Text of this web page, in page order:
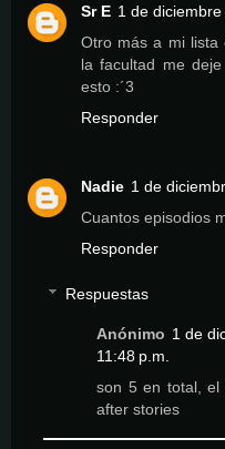
Sr E 1 de
Otro más a mi lista
la facultad me
esto :´3
Responder
Nadie 1 de
Cuantos episodios
Responder
Respuestas
Anónimo 1 de
11:48 p.m.
son 5 en total,
after stories